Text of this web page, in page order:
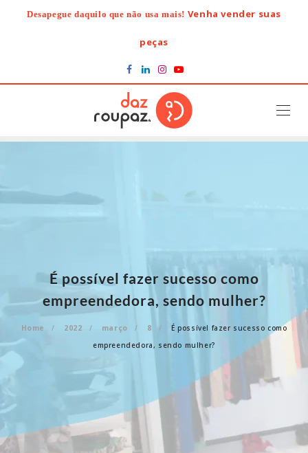
Desapegue daquilo que não usa mais! Venha vender suas
peças
É possível fazer sucesso como
empreendedora, sendo mulher?
Home 2022 março 8
É possível fazer sucesso como
empreendedora, sendo mulher?